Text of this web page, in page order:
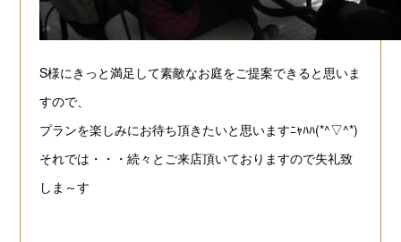
S様にきっと満足して素敵なお庭をご提案できると思いま
すので、
プランを楽しみにお待ち頂きたいと思いますﾆｬﾊﾊ(*^▽^*)
それでは・・・続々とご来店頂いておりますので失礼致
しま～す